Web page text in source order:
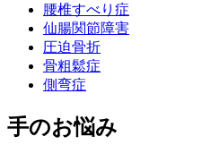
腰椎すべり症
仙腸関節障害
圧迫骨折
骨粗鬆症
側弯症
手のお悩み